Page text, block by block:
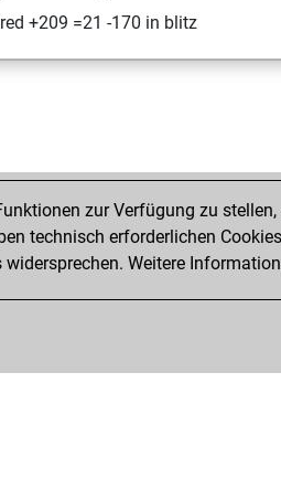
+209 =21 -170 in blitz
zur Verfügung zu
technisch erforderlichen
Weitere